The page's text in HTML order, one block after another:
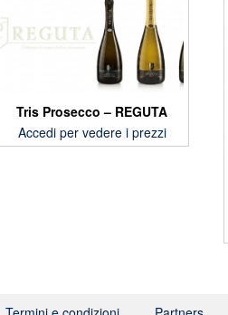
Tris Prosecco – REGUTA
Accedi per vedere i prezzi